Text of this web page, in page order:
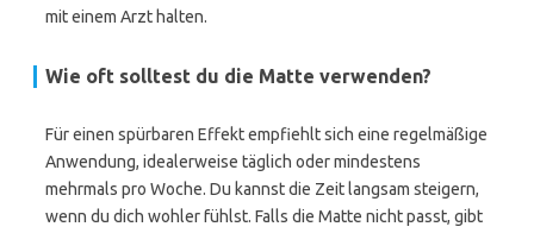
mit einem Arzt halten.
Wie oft solltest du die Matte verwenden?
Für einen spürbaren Effekt empfiehlt sich eine regelmäßige
Anwendung, idealerweise täglich oder mindestens
mehrmals pro Woche. Du kannst die Zeit langsam steigern,
wenn du dich wohler fühlst. Falls die Matte nicht passt, gibt